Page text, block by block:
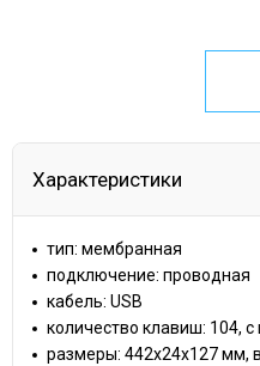
Характеристики
тип: мембранная
подключение: проводная
кабель: USB
количество клавиш: 104,
размеры: 442x24x127 мм,